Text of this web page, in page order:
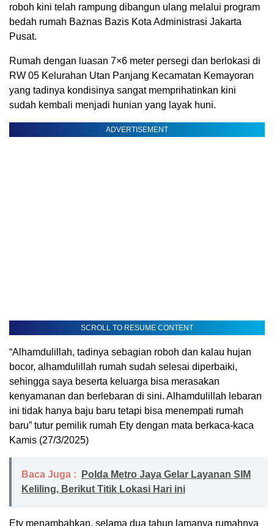
roboh kini telah rampung dibangun ulang melalui program
bedah rumah Baznas Bazis Kota Administrasi Jakarta
Pusat.
Rumah dengan luasan 7×6 meter persegi dan berlokasi di
RW 05 Kelurahan Utan Panjang Kecamatan Kemayoran
yang tadinya kondisinya sangat memprihatinkan kini
sudah kembali menjadi hunian yang layak huni.
ADVERTISEMENT
SCROLL TO RESUME CONTENT
“Alhamdulillah, tadinya sebagian roboh dan kalau hujan
bocor, alhamdulillah rumah sudah selesai diperbaiki,
sehingga saya beserta keluarga bisa merasakan
kenyamanan dan berlebaran di sini. Alhamdulillah lebaran
ini tidak hanya baju baru tetapi bisa menempati rumah
baru” tutur pemilik rumah Ety dengan mata berkaca-kaca
Kamis (27/3/2025)
Baca Juga :
Polda Metro Jaya Gelar Layanan SIM
Keliling, Berikut Titik Lokasi Hari ini
Ety menambahkan, selama dua tahun lamanya rumahnya